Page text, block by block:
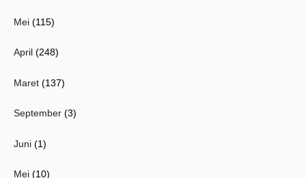
Mei (115)
April (248)
Maret (137)
September (3)
Juni (1)
Mei (10)